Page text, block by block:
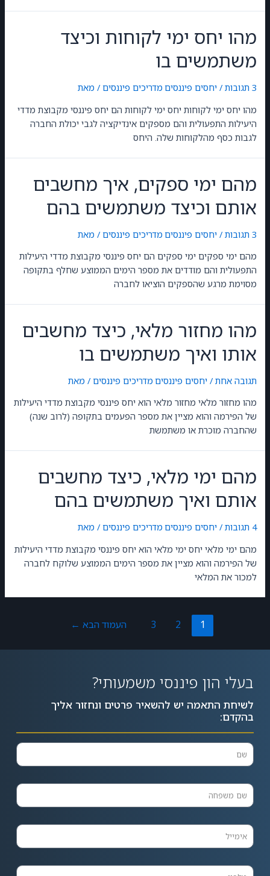
מהו יחס ימי לקוחות וכיצד
משתמשים בו
3 תגובות / יחסים פיננסים מדריכים פיננסים / מאת
מהו יחס ימי לקוחות יחס ימי לקוחות הם יחס פיננסי מקבוצת מדדי
היעילות התפעולית והם מספקים אינדיקציה לגבי יכולת החברה
לגבות כסף מהלקוחות שלה. היחס
מהם ימי ספקים, איך מחשבים
אותם וכיצד משתמשים בהם
3 תגובות / יחסים פיננסים מדריכים פיננסים / מאת
מהם ימי ספקים ימי ספקים הם יחס פיננסי מקבוצת מדדי היעילות
התפעולית והם מודדים את מספר הימים הממוצע שחלף בתקופה
מסוימת מרגע שהספקים הוציאו לחברה
מהו מחזור מלאי, כיצד מחשבים
אותו ואיך משתמשים בו
תגובה אחת / יחסים פיננסים מדריכים פיננסים / מאת
מהו מחזור מלאי מחזור מלאי הוא יחס פיננסי מקבוצת מדדי היעילות
של הפירמה והוא מציין את מספר הפעמים בתקופה (לרוב שנה)
שהחברה מוכרת או משתמשת
מהם ימי מלאי, כיצד מחשבים
אותם ואיך משתמשים בהם
4 תגובות / יחסים פיננסים מדריכים פיננסים / מאת
מהם ימי מלאי יחס ימי מלאי הוא יחס פיננסי מקבוצת מדדי היעילות
של הפירמה והוא מציין את מספר הימים הממוצע שלוקח לחברה
למכור את המלאי
1
2
3 העמוד הבא ←
בעלי הון פיננסי משמעותי?
לשיחת התאמה יש להשאיר פרטים ונחזור אליך
בהקדם: